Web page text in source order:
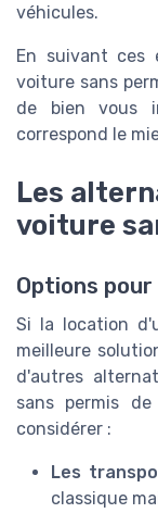
véhicules.
En suivant ces
voiture sans
de bien vous
correspond le
Les
voiture
Options
Si la location
meilleure
d'autres
sans permis
considérer :
Les
classique